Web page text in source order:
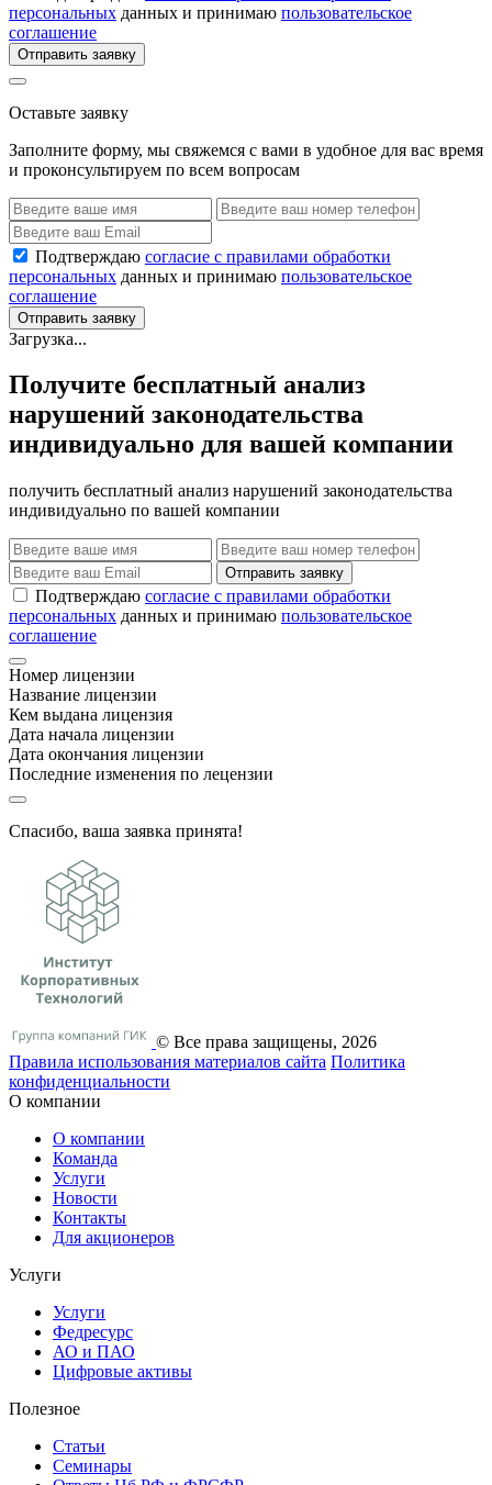
персональных данных и принимаю пользовательское
соглашение
Отправить заявку
Оставьте заявку
Заполните форму, мы свяжемся с вами в удобное для вас время
и проконсультируем по всем вопросам
Подтверждаю согласие с правилами обработки
персональных данных и принимаю пользовательское
соглашение
Отправить заявку
Загрузка...
Получите бесплатный анализ
нарушений законодательства
индивидуально для вашей компании
получить бесплатный анализ нарушений законодательства
индивидуально по вашей компании
Отправить заявку
Подтверждаю согласие с правилами обработки
персональных данных и принимаю пользовательское
соглашение
Номер лицензии
Название лицензии
Кем выдана лицензия
Дата начала лицензии
Дата окончания лицензии
Последние изменения по лецензии
Спасибо, ваша заявка принята!
© Все права защищены, 2026
Правила использования материалов сайта Политика
конфиденциальности
О компании
О компании
Команда
Услуги
Новости
Контакты
Для акционеров
Услуги
Услуги
Федресурс
АО и ПАО
Цифровые активы
Полезное
Статьи
Cеминары